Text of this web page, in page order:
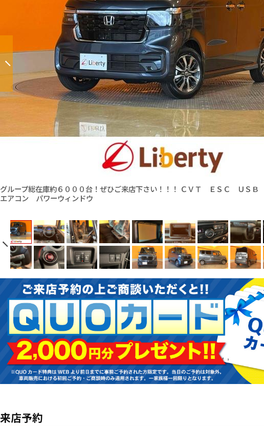
グループ総在庫約６０００台！ぜひご来店下さい！！！ ＣＶＴ ＥＳＣ ＵＳ
エアコン パワーウィンドウ
来店予約